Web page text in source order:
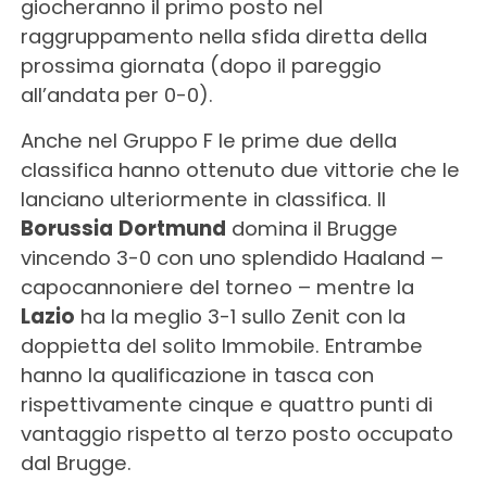
giocheranno il primo posto nel
raggruppamento nella sfida diretta della
prossima giornata (dopo il pareggio
all’andata per 0-0).
Anche nel Gruppo F le prime due della
classifica hanno ottenuto due vittorie che le
lanciano ulteriormente in classifica. Il
Borussia Dortmund domina il Brugge
vincendo 3-0 con uno splendido Haaland –
capocannoniere del torneo – mentre la
Lazio ha la meglio 3-1 sullo Zenit con la
doppietta del solito Immobile. Entrambe
hanno la qualificazione in tasca con
rispettivamente cinque e quattro punti di
vantaggio rispetto al terzo posto occupato
dal Brugge.